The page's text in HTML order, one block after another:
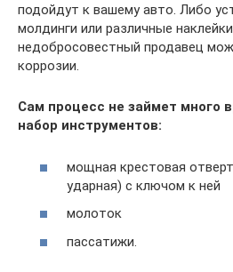
подойдут к вашему авто. Либо
молдинги или различные
недобросовестный продавец
коррозии.
Сам процесс не займет много
набор инструментов:
мощная крестовая
ударная) с ключом к ней
молоток
пассатижи.